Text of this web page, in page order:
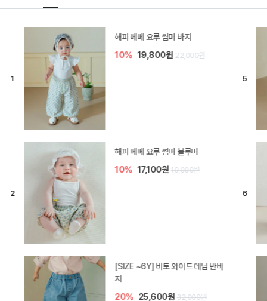
[SIZE ~6Y] 델린 린넨 바지
10% 21,600원 24,000원
듀이 아기 바지
10% 17,100원 19,000원
[SIZE ~6Y] 라핀 카프리 팬츠
30%